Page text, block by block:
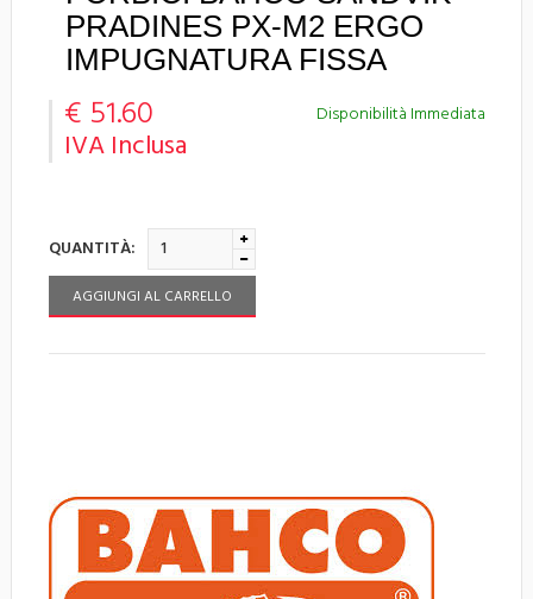
PRADINES PX-M2 ERGO
IMPUGNATURA FISSA
Disponibilità Immediata
€ 51.60
IVA Inclusa
QUANTITÀ:
AGGIUNGI AL CARRELLO